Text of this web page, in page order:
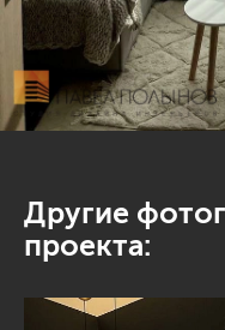
Другие
проекта: